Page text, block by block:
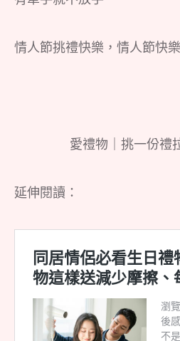
情人節挑禮快樂，情人節快樂
愛禮物｜挑一份禮
延伸閱讀：